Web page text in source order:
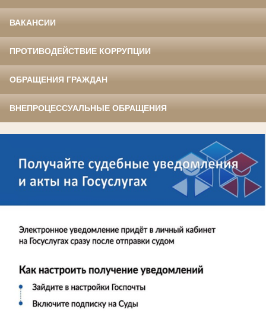
ВАКАНСИИ
ПРОТИВОДЕЙСТВИЕ КОРРУПЦИИ
ОБРАЩЕНИЯ ГРАЖДАН
ВНЕПРОЦЕССУАЛЬНЫЕ ОБРАЩЕНИЯ